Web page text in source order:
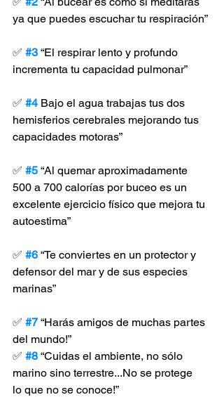
ya que puedes escuchar tu respiración”
✅ #3 “El respirar lento y profundo
incrementa tu capacidad pulmonar”
✅ #4 Bajo el agua trabajas tus dos
hemisferios cerebrales mejorando tus
capacidades motoras”
✅ #5 “Al quemar aproximadamente
500 a 700 calorías por buceo es un
excelente ejercicio físico que mejora tu
autoestima”
✅ #6 “Te conviertes en un protector y
defensor del mar y de sus especies
marinas”
✅ #7 “Harás amigos de muchas partes
del mundo!”
✅ #8 “Cuidas el ambiente, no sólo
marino sino terrestre...No se protege
lo que no se conoce!”